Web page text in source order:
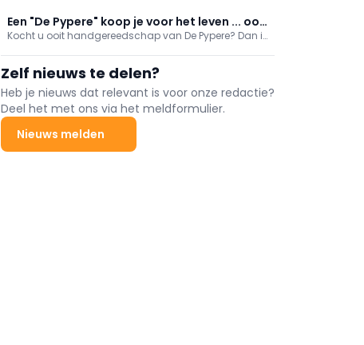
Een "De Pypere" koop je voor het leven ... ook
deze innovaties!
Kocht u ooit handgereedschap van De Pypere? Dan is
kwaliteit.
Zelf nieuws te delen?
Heb je nieuws dat relevant is voor onze redactie?
Deel het met ons via het meldformulier.
Nieuws melden